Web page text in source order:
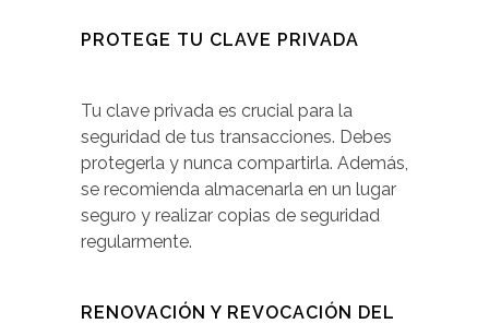
PROTEGE TU CLAVE PRIVADA
Tu clave privada es crucial para la
seguridad de tus transacciones. Debes
protegerla y nunca compartirla. Además,
se recomienda almacenarla en un lugar
seguro y realizar copias de seguridad
regularmente.
RENOVACIÓN Y REVOCACIÓN DEL